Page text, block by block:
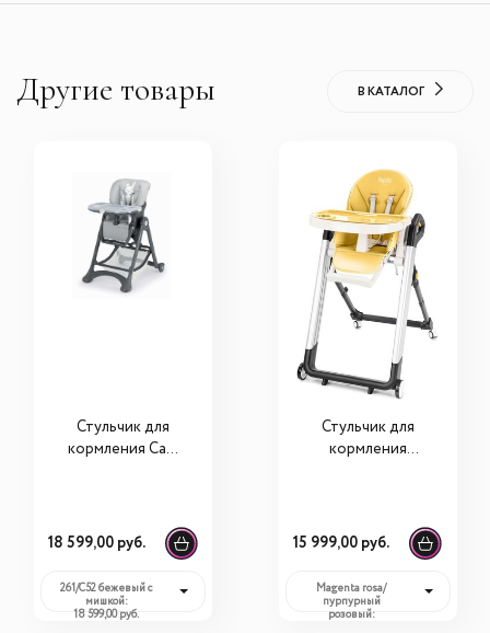
Другие товары В КАТАЛОГ
Стульчик для
кормления Cam
18 599,00 руб.
261/C52 бежевый с
мишкой:
18 599,00 руб.
Стульчик для
кормления
15 999,00 руб.
Magenta rosa/
пурпурный
розовый: